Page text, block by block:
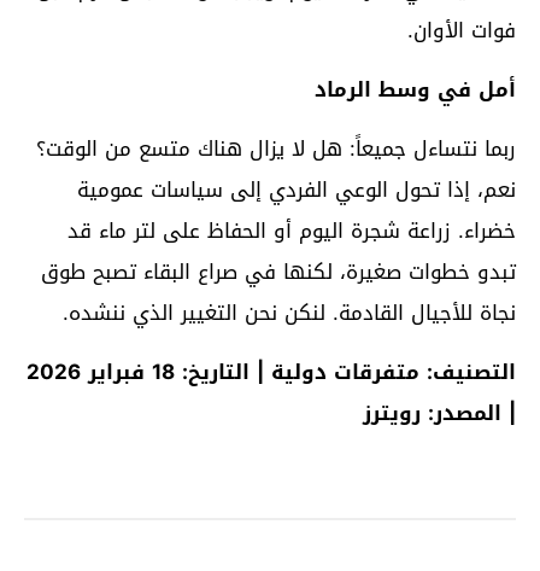
فوات الأوان.
أمل في وسط الرماد
ربما نتساءل جميعاً: هل لا يزال هناك متسع من الوقت؟
نعم، إذا تحول الوعي الفردي إلى سياسات عمومية
خضراء. زراعة شجرة اليوم أو الحفاظ على لتر ماء قد
تبدو خطوات صغيرة، لكنها في صراع البقاء تصبح طوق
نجاة للأجيال القادمة. لنكن نحن التغيير الذي ننشده.
التصنيف: متفرقات دولية | التاريخ: 18 فبراير 2026
| المصدر: رويترز